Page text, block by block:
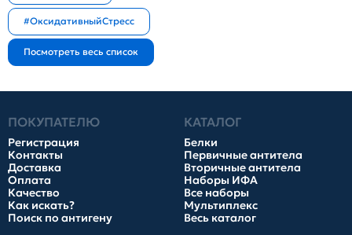
#ОксидативныйСтресс
ПОКУПАТЕЛЮ
Регистрация
Контакты
Доставка
Оплата
Качество
Как искать?
Поиск по антигену
КАТАЛОГ
Белки
Первичные антитела
Вторичные антитела
Наборы ИФА
Все наборы
Мультиплекс
Весь каталог